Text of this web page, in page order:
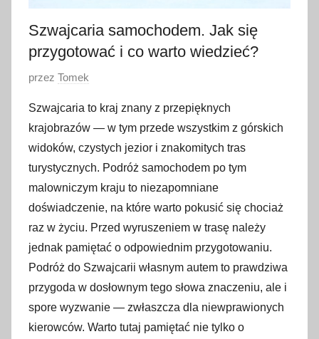
Szwajcaria samochodem. Jak się
przygotować i co warto wiedzieć?
O
u
b
l
i
k
o
w
a
n
przez Tomek
Szwajcaria to kraj znany z przepięknych
krajobrazów — w tym przede wszystkim z górskich
widoków, czystych jezior i znakomitych tras
turystycznych. Podróż samochodem po tym
malowniczym kraju to niezapomniane
doświadczenie, na które warto pokusić się chociaż
raz w życiu. Przed wyruszeniem w trasę należy
jednak pamiętać o odpowiednim przygotowaniu.
Podróż do Szwajcarii własnym autem to prawdziwa
przygoda w dosłownym tego słowa znaczeniu, ale i
spore wyzwanie — zwłaszcza dla niewprawionych
kierowców. Warto tutaj pamiętać nie tylko o